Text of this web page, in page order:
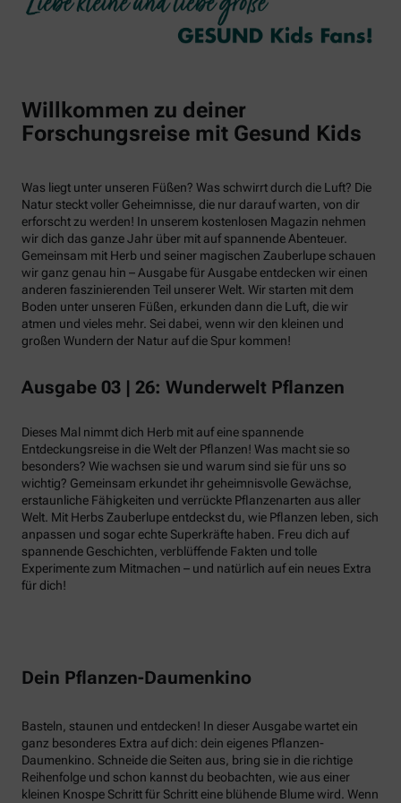
Willkommen zu deiner
Forschungsreise mit Gesund Kids
Was liegt unter unseren Füßen? Was schwirrt durch die Luft? Die
Natur steckt voller Geheimnisse, die nur darauf warten, von dir
erforscht zu werden! In unserem kostenlosen Magazin nehmen
wir dich das ganze Jahr über mit auf spannende Abenteuer.
Gemeinsam mit Herb und seiner magischen Zauberlupe schauen
wir ganz genau hin – Ausgabe für Ausgabe entdecken wir einen
anderen faszinierenden Teil unserer Welt. Wir starten mit dem
Boden unter unseren Füßen, erkunden dann die Luft, die wir
atmen und vieles mehr. Sei dabei, wenn wir den kleinen und
großen Wundern der Natur auf die Spur kommen!
Ausgabe 03 | 26: Wunderwelt Pflanzen
Dieses Mal nimmt dich Herb mit auf eine spannende
Entdeckungsreise in die Welt der Pflanzen! Was macht sie so
besonders? Wie wachsen sie und warum sind sie für uns so
wichtig? Gemeinsam erkundet ihr geheimnisvolle Gewächse,
erstaunliche Fähigkeiten und verrückte Pflanzenarten aus aller
Welt. Mit Herbs Zauberlupe entdeckst du, wie Pflanzen leben, sich
anpassen und sogar echte Superkräfte haben. Freu dich auf
spannende Geschichten, verblüffende Fakten und tolle
Experimente zum Mitmachen – und natürlich auf ein neues Extra
für dich!
Dein Pflanzen-Daumenkino
Basteln, staunen und entdecken! In dieser Ausgabe wartet ein
ganz besonderes Extra auf dich: dein eigenes Pflanzen-
Daumenkino. Schneide die Seiten aus, bring sie in die richtige
Reihenfolge und schon kannst du beobachten, wie aus einer
kleinen Knospe Schritt für Schritt eine blühende Blume wird. Wenn